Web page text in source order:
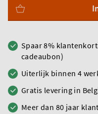
Spaar 8%
cadeaubon)
Uiterlijk binnen 4
Gratis levering in
Meer dan 80 jaar